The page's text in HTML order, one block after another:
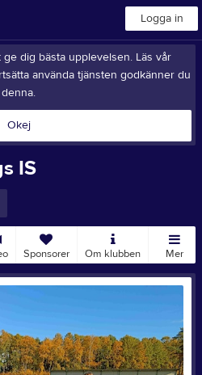
Logga in
dig bästa upplevelsen. Läs vår
använda tjänsten godkänner du
denna.
Okej
IS
Sponsorer Om klubben Mer